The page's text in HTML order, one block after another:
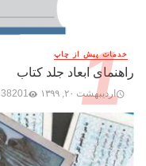
خدمات پیش از چاپ
راهنمای ابعاد جلد کتاب
اردیبهشت ۲۰, ۱۳۹۹ 38201 نمایش